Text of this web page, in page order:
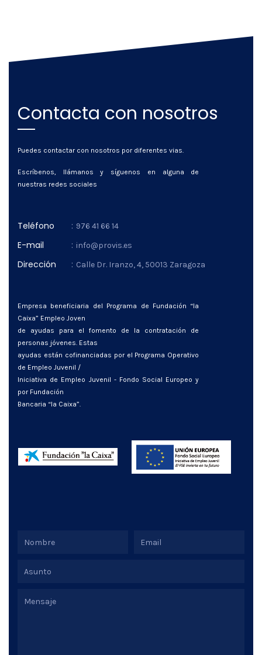
Contacta con nosotros
Puedes contactar con nosotros por diferentes vias.
Escríbenos, llámanos y síguenos en alguna de
nuestras redes sociales
Teléfono : 976 41 66 14
E-mail : info@provis.es
Dirección : Calle Dr. Iranzo, 4, 50013 Zaragoza
Empresa beneficiaria del Programa de Fundación “la
Caixa” Empleo Joven
de ayudas para el fomento de la contratación de
personas jóvenes. Estas
ayudas están cofinanciadas por el Programa Operativo
de Empleo Juvenil /
Iniciativa de Empleo Juvenil - Fondo Social Europeo y
por Fundación
Bancaria “la Caixa”.